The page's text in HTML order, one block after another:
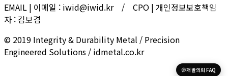
EMAIL | 이메일 : iwid@iwid.kr / CPO | 개인정보보호책임
자 : 김보겸
© 2019 Integrity & Durability Metal / Precision
Engineered Solutions / idmetal.co.kr
개발의뢰 FAQ